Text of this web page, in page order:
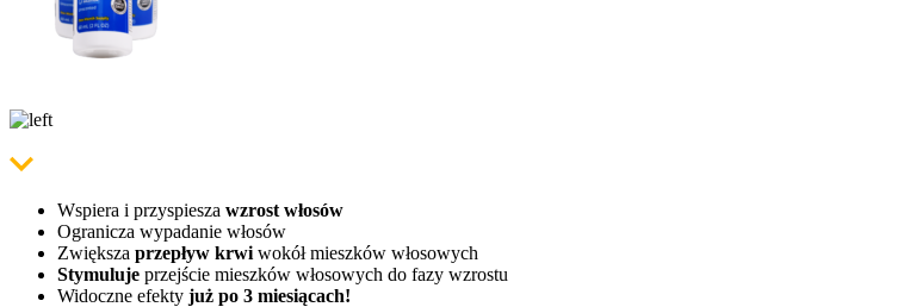
Wspiera i przyspiesza wzrost włosów
Ogranicza wypadanie włosów
Zwiększa przepływ krwi wokół mieszków włosowych
Stymuluje przejście mieszków włosowych do fazy wzrostu
Widoczne efekty już po 3 miesiącach!